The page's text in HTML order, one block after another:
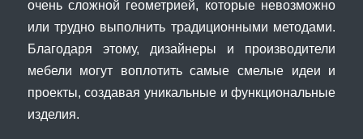
очень сложной геометрией, которые невозможно
или трудно выполнить традиционными методами.
Благодаря этому, дизайнеры и производители
мебели могут воплотить самые смелые идеи и
проекты, создавая уникальные и функциональные
изделия.